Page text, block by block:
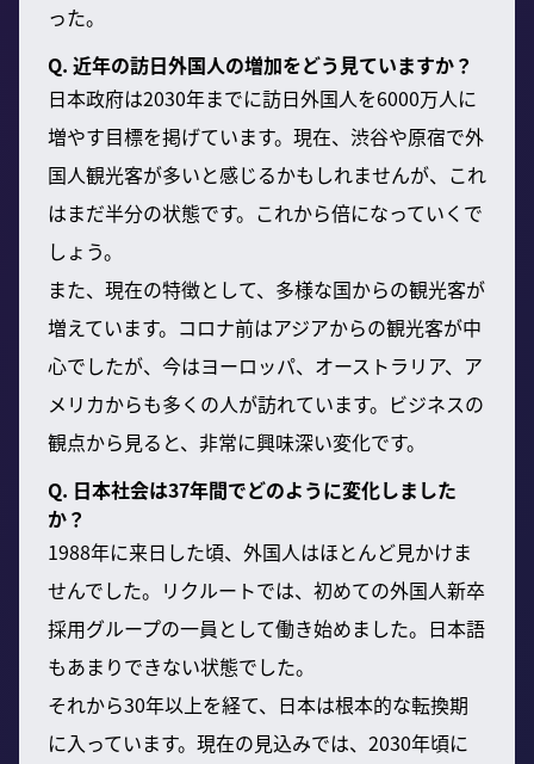
った。
Q. 近年の訪日外国人の増加をどう見ていますか？
日本政府は2030年までに訪日外国人を6000万人に
増やす目標を掲げています。現在、渋谷や原宿で外
国人観光客が多いと感じるかもしれませんが、これ
はまだ半分の状態です。これから倍になっていくで
しょう。
また、現在の特徴として、多様な国からの観光客が
増えています。コロナ前はアジアからの観光客が中
心でしたが、今はヨーロッパ、オーストラリア、ア
メリカからも多くの人が訪れています。ビジネスの
観点から見ると、非常に興味深い変化です。
Q. 日本社会は37年間でどのように変化しました
か？
1988年に来日した頃、外国人はほとんど見かけま
せんでした。リクルートでは、初めての外国人新卒
採用グループの一員として働き始めました。日本語
もあまりできない状態でした。
それから30年以上を経て、日本は根本的な転換期
に入っています。現在の見込みでは、2030年頃に